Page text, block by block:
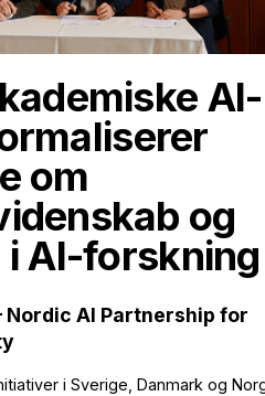
AI-
om
og
AI-forskning
Nordic AI Partnership for
i Sverige, Danmark og